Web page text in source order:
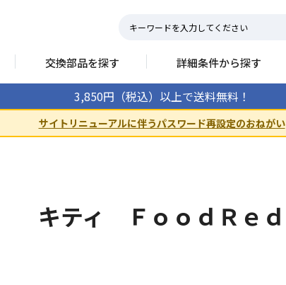
交換部品を探す 詳細条件から探す
3,850円（税込）以上で送料無料！
サイトリニューアルに伴うパスワード再設定のおねがい
キティ ＦｏｏｄＲｅｄ